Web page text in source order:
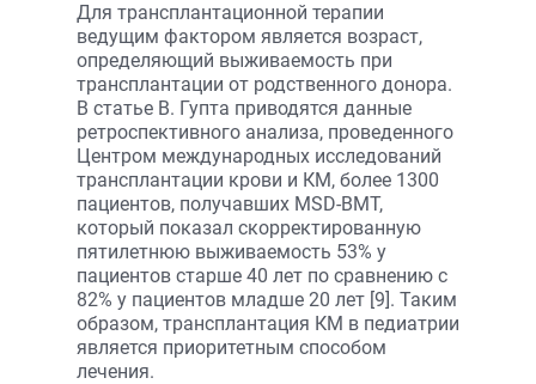
Для трансплантационной терапии
ведущим фактором является возраст,
определяющий выживаемость при
трансплантации от родственного донора.
В статье В. Гупта приводятся данные
ретроспективного анализа, проведенного
Центром международных исследований
трансплантации крови и КМ, более 1300
пациентов, получавших MSD-BMT,
который показал скорректированную
пятилетнюю выживаемость 53% у
пациентов старше 40 лет по сравнению с
82% у пациентов младше 20 лет [9]. Таким
образом, трансплантация КМ в педиатрии
является приоритетным способом
лечения.